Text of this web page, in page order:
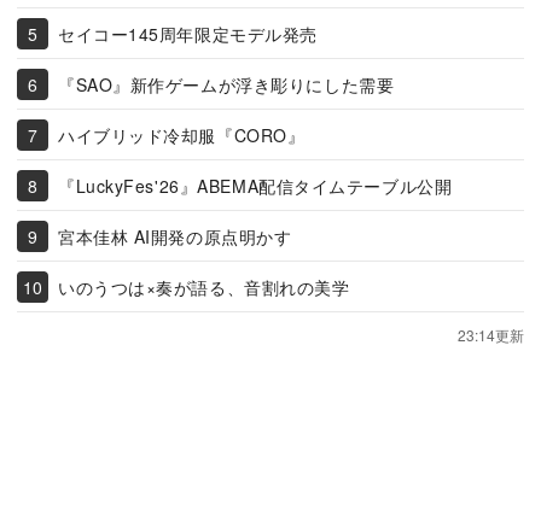
セイコー145周年限定モデル発売
『SAO』新作ゲームが浮き彫りにした需要
ハイブリッド冷却服『CORO』
『LuckyFes'26』ABEMA配信タイムテーブル公開
宮本佳林 AI開発の原点明かす
いのうつは×奏が語る、音割れの美学
23:14更新